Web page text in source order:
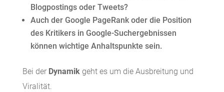
Blogpostings oder Tweets?
Auch der Google PageRank oder die Position
des Kritikers in Google-Suchergebnissen
können wichtige Anhaltspunkte sein.
Bei der Dynamikgeht es um die Ausbreitung und
Viralität.